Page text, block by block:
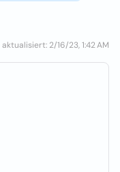
2/16/23, 1:42 AM